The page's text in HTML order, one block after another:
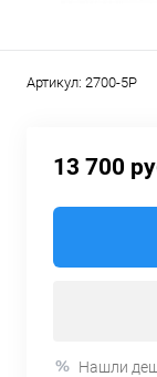
Артикул: 2700-5P
13 700
Нашли